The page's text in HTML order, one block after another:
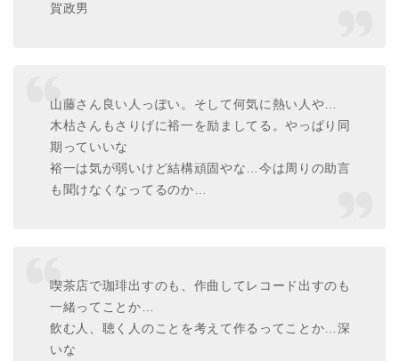
賀政男
山藤さん良い人っぽい。そして何気に熱い人や…
木枯さんもさりげに裕一を励ましてる。やっぱり同
期っていいな
裕一は気が弱いけど結構頑固やな…今は周りの助言
も聞けなくなってるのか…
喫茶店で珈琲出すのも、作曲してレコード出すのも
一緒ってことか…
飲む人、聴く人のことを考えて作るってことか…深
いな